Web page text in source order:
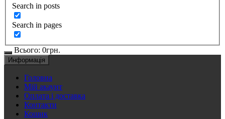
Search in posts
Search in pages
Всього: 0грн.
Информація
Головна
Мій акаунт
Оплата і доставка
Контакти
Кошик